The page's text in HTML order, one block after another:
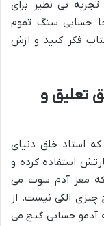
بی نظیر برای
حسابی سنگ تموم
فکر کنید و ازش
تعلیق و
که استاد خلق دنیای
استفاده کرده و
که مغز آدم سوت می
الکی نیست. از
آدمو حسابی گیج می